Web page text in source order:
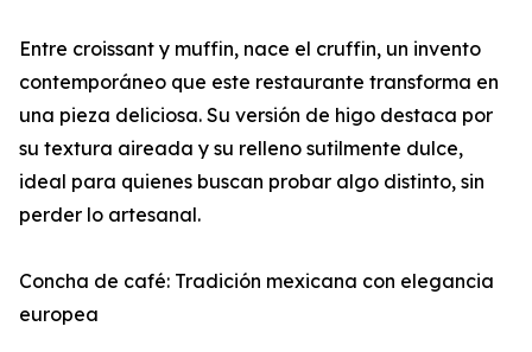
Entre croissant y muffin, nace el cruffin, un invento
contemporáneo que este restaurante transforma en
una pieza deliciosa. Su versión de higo destaca por
su textura aireada y su relleno sutilmente dulce,
ideal para quienes buscan probar algo distinto, sin
perder lo artesanal.
Concha de café: Tradición mexicana con elegancia
europea